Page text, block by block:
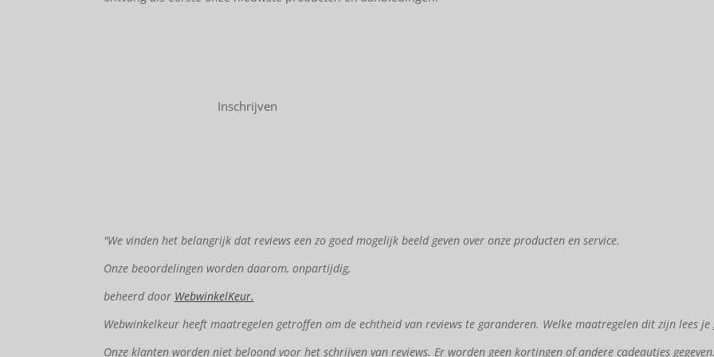
Inschrijven
"We vinden het belangrijk dat reviews een zo goed mogelijk beeld geven over onze producten en service.
Onze beoordelingen worden daarom, onpartijdig,
beheerd door WebwinkelKeur.
Webwinkelkeur heeft maatregelen getroffen om de echtheid van reviews te garanderen. Welke maatregelen dit zijn lees je
Onze klanten worden niet beloond voor het schrijven van reviews. Er worden geen kortingen of andere cadeautjes